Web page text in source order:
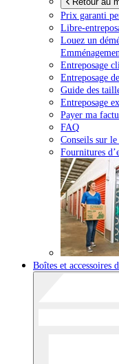
Prix garanti
Libre-
Louez un
Entreposage
Entreposage
Guide des
Entreposage
Payer ma
FAQ
Conseils sur
Fournitures
Boîtes et accessoires